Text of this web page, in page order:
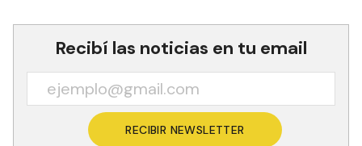
Recibí las noticias en tu email
RECIBIR NEWSLETTER